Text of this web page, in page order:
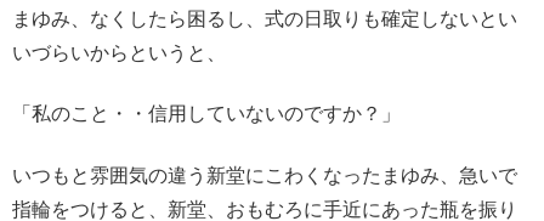
まゆみ、なくしたら困るし、式の日取りも確定しないとい
いづらいからというと、
「私のこと・・信用していないのですか？」
いつもと雰囲気の違う新堂にこわくなったまゆみ、急いで
指輪をつけると、新堂、おもむろに手近にあった瓶を振り